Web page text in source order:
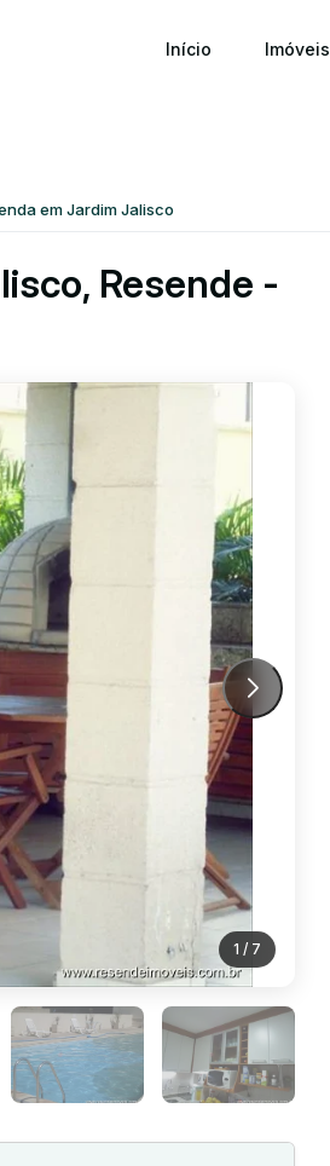
Início Imóveis
em Jardim Jalisco
Resende -
1 / 7